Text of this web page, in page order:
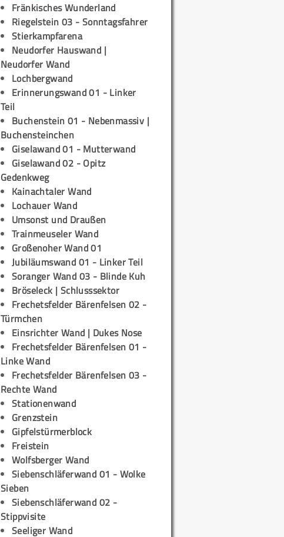
Fränkisches Wunderland
Riegelstein 03 - Sonntagsfahrer
Stierkampfarena
Neudorfer Hauswand |
Neudorfer Wand
Lochbergwand
Erinnerungswand 01 - Linker
Teil
Buchenstein 01 - Nebenmassiv |
Buchensteinchen
Giselawand 01 - Mutterwand
Giselawand 02 - Opitz
Gedenkweg
Kainachtaler Wand
Lochauer Wand
Umsonst und Draußen
Trainmeuseler Wand
Großenoher Wand 01
Jubiläumswand 01 - Linker Teil
Soranger Wand 03 - Blinde Kuh
Bröseleck | Schlusssektor
Frechetsfelder Bärenfelsen 02 -
Türmchen
Einsrichter Wand | Dukes Nose
Frechetsfelder Bärenfelsen 01 -
Linke Wand
Frechetsfelder Bärenfelsen 03 -
Rechte Wand
Stationenwand
Grenzstein
Gipfelstürmerblock
Freistein
Wolfsberger Wand
Siebenschläferwand 01 - Wolke
Sieben
Siebenschläferwand 02 -
Stippvisite
Seeliger Wand